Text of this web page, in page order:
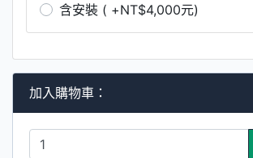
含安裝 ( +NT$4,000元)
加入購物車：